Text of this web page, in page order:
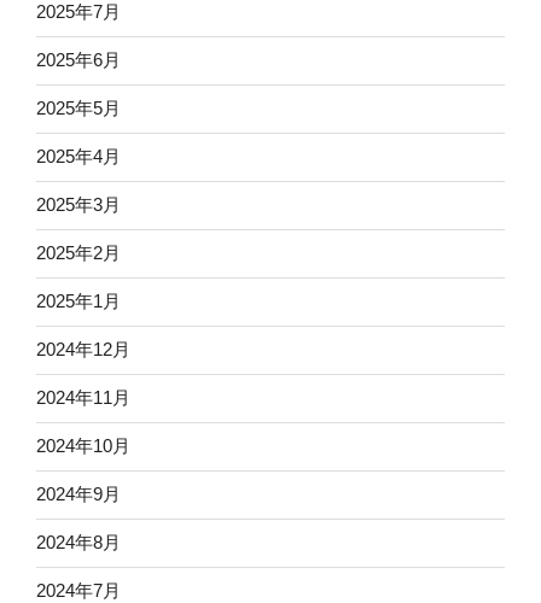
2025年7月
2025年6月
2025年5月
2025年4月
2025年3月
2025年2月
2025年1月
2024年12月
2024年11月
2024年10月
2024年9月
2024年8月
2024年7月